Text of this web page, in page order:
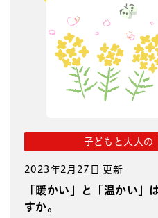
子どもと大人の
2023年2月27日 更新
「暖かい」と「温かい」
すか。